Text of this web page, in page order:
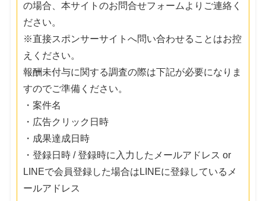
の場合、本サイトのお問合せフォームよりご連絡く
ださい。
※直接スポンサーサイトへ問い合わせることはお控
えください。
報酬未付与に関する調査の際は下記が必要になりま
すのでご準備ください。
・案件名
・広告クリック日時
・成果達成日時
・登録日時 / 登録時に入力したメールアドレス or
LINEで会員登録した場合はLINEに登録しているメ
ールアドレス